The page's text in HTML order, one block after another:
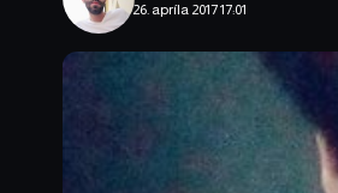
26. apríla 2017 17:01